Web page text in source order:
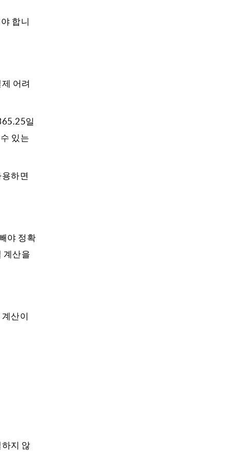
합니
어려
일
있는
하면
야 정확
계산을
산이
지 않